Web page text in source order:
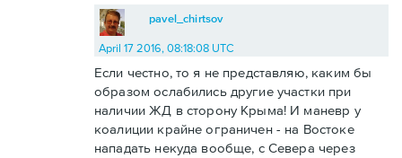
pavel_chirtsov
April 17 2016, 08:18:08 UTC
Если честно, то я не представляю, каким бы
образом ослабились другие участки при
наличии ЖД в сторону Крыма! И маневр у
коалиции крайне ограничен - на Востоке
нападать некуда вообще, с Севера через